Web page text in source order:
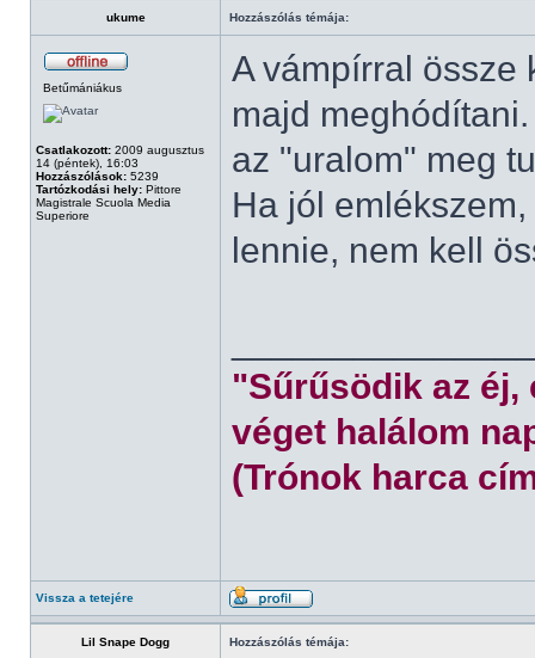
ukume Hozzászólás témája:
Betűmániákus
Csatlakozott: 2009 augusztus
14 (péntek), 16:03
Hozzászólások: 5239
Tartózkodási hely: Pittore
Magistrale Scuola Media
Superiore
A vámpírral össze
majd
az "uralom" meg
Ha jól
lennie, nem kell
"Sűrűsödik az éj,
véget halálom
(Trónok harca
Vissza a tetejére
Lil Snape Dogg Hozzászólás témája: